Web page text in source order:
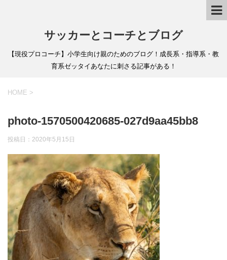
サッカーとコーチとブログ
【現役プロコーチ】小学生向け親のためのブログ！成長系・指導系・教
育系ゼッタイあなたに刺さる記事がある！
HOME >
photo-1570500420685-027d9aa45bb8
投稿日： 2020年5月15日